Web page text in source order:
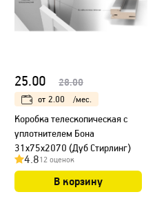
25.00 28.00
от 2.00 /мес.
Коробка телескопическая с
уплотнителем Бона
31х75х2070 (Дуб Стирлинг)
4.812 оценок
В корзину